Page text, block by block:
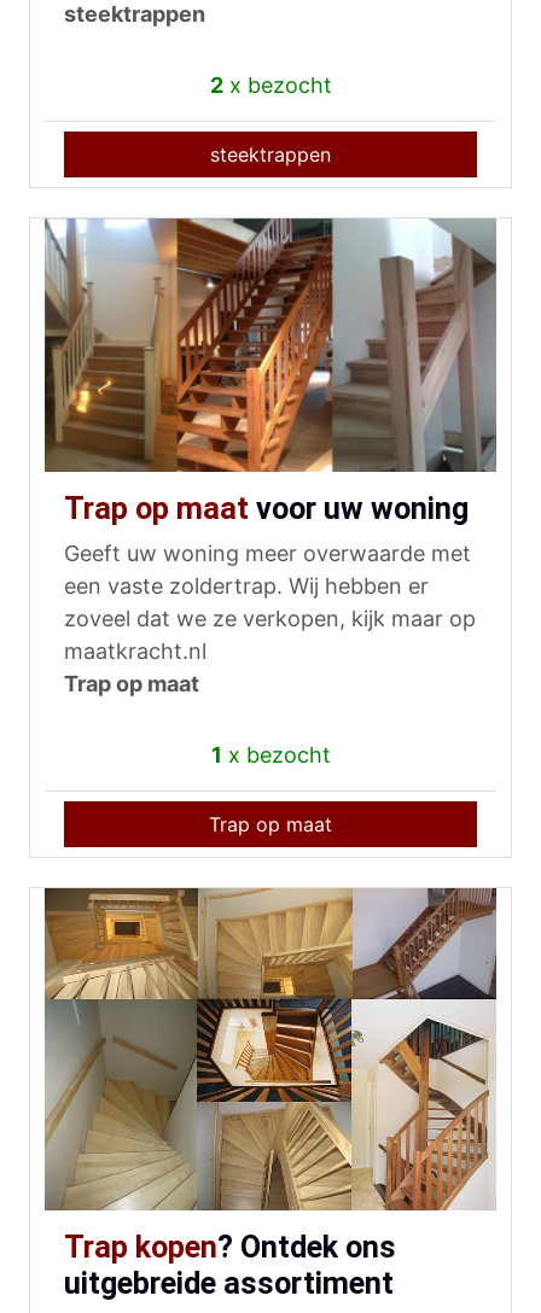
steektrappen
2x bezocht
steektrappen
Trap op maat voor uw woning
Geeft uw woning meer overwaarde met
een vaste zoldertrap. Wij hebben er
zoveel dat we ze verkopen, kijk maar op
maatkracht.nl
Trap op maat
1 x bezocht
Trap op maat
Trap kopen? Ontdek ons
uitgebreide assortiment